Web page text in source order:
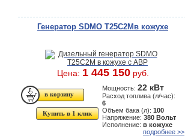
Генератор SDMO T25C2Mв кожухе
Цена: 1 445 150руб.
Купить в 1 клик
Мощность: 22 кВт
Расход топлива (л/час):
6
Объем бака (л): 100
Напряжение: 380 Вольт
Исполнение: в кожухе
подробнее >>